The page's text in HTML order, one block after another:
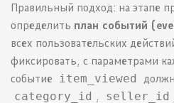
Правильный подход: на этапе
определить план событий
всех пользовательских
фиксировать, с параметрами
событие item_viewed
category_id , seller_id